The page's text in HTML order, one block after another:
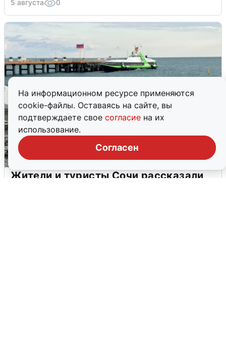
На информационном ресурсе применяются
cookie-файлы. Оставаясь на сайте, вы
подтверждаете свое согласие на их
использование.
Согласен
5 августа 0
Жители и туристы Сочи рассказали